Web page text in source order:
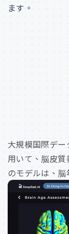
ます。
大規模国際デ
用いて、脳皮
のモデルは、